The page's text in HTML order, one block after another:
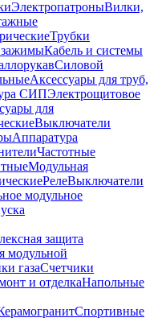
ЭлектропатроныВилки,
Трубки
Кабель и системы
Силовой
Аксессуары для труб,
СИПЭлектрощитовое
для
Выключатели
Аппаратура
Частотные
Модульная
РелеВыключатели
модульное
защита
модульной
газаСчетчики
и отделкаНапольные
Спортивные